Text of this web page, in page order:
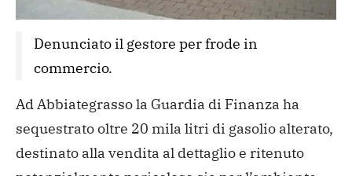
Denunciato il gestore per frode in
commercio.
Ad Abbiategrasso la Guardia di Finanza ha
sequestrato oltre 20 mila litri di gasolio alterato,
destinato alla vendita al dettaglio e ritenuto